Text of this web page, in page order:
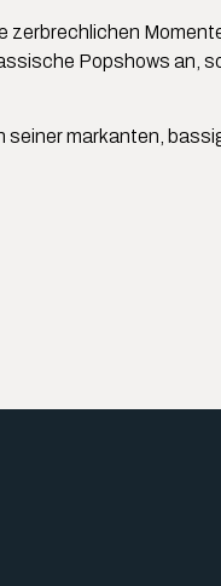
zerbrechlichen
Popshows an,
markanten,